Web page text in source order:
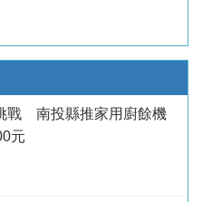
戰 南投縣推家用廚餘機
元